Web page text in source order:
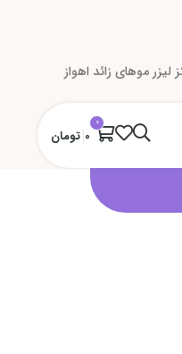
لیزر موهای زائد اهواز
0
0 تومان